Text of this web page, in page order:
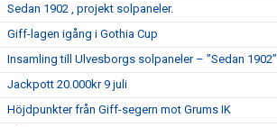
Sedan 1902 , projekt solpaneler.
Giff-lagen igång i Gothia Cup
Insamling till Ulvesborgs solpaneler – ”Sedan 1902”
Jackpott 20.000kr 9 juli
Höjdpunkter från Giff-segern mot Grums IK